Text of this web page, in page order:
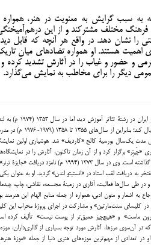
سبب گرایش به معنویت در هنر، همواره
فرهنگ‌ مختلف مشترکند و از این
را نشان دهد. در واقع هر آنچه که قابل
اهمیت هستند. او همواره تضادهای میان
و حضور و غیاب را در آثارش تشدید کرده و
دیگر را برای مخاطب به نمایش می‌گذارد.
«شیرازه هوشیاری متولد 1334 شیراز است. او در ایران در رشتۀ تئاتر آموزش
مهاجرت کرد و تصمیم گرفت هنرهای تجسمی را دنبال کند؛ بنابراین از سال‌های 1355
یک‌سال بورسیۀ کالج «کاردیف» شد. هوشیاری اولین
1359 (1980 م) در مرکز هنری «چَپتِر» برگزار کرد و از آن زمان تاکنون، آثارش را در
بینال‌های معتبر متعددی در اروپا و امریکا به نمایش گذاشته است. وی در سال 1373 (1994 م) نامزد دریافت
تیت» لندن شد و در سال 1376 (1997 م) مفتخر به دریافت لقب استاد در «انستیتو لندن» گردید. او به عنوان
طی سال‌ها فعالیت، آثاری در زمینۀ مجسمه، نقاشی، چاپ،
اشعار و متون ادبی، همواره از جمله منابع الهام این هنرمند
کلیسای سنت‌مارتین» و مشارکت در اجرای پروژۀ محراب این
درون ماست» و «هیچ‌چیز عمیق‌تر از پوست نیست» تألیف کرده
آن‌سوی مرزها، آثارش مورد توجه بسیاری از گالری‌داران،
در تعدادی از مهم‌ترین موزه‌های هنری دنیا از جمله «موزۀ